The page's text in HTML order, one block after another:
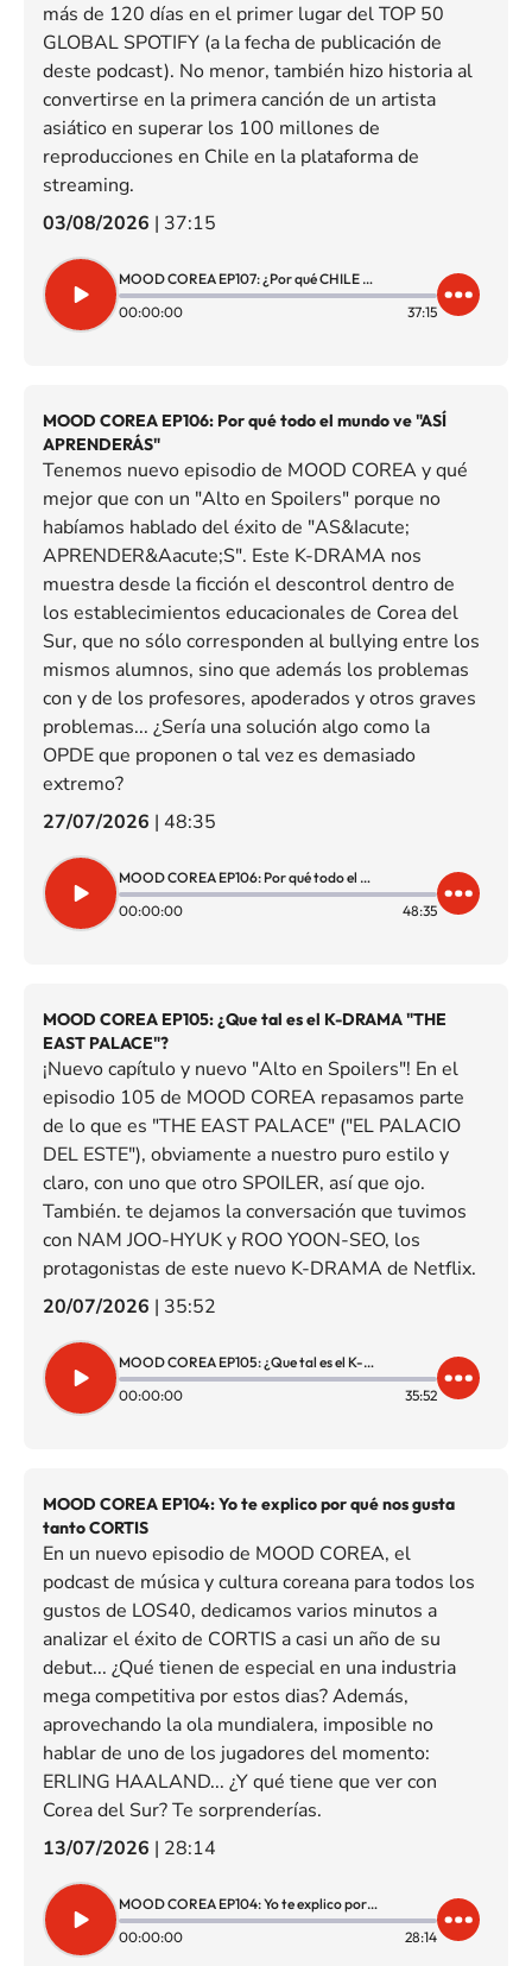
más de 120 días en el primer lugar del TOP 50
GLOBAL SPOTIFY (a la fecha de publicación de
deste podcast). No menor, también hizo historia al
convertirse en la primera canción de un artista
asiático en superar los 100 millones de
reproducciones en Chile en la plataforma de
streaming.
03/08/2026 | 37:15
MOOD COREA EP107: ¿Por qué CHILE es el país que más escucha "WHO" de JIMIN?
00:00:00
37:15
MOOD COREA EP106: Por qué todo el mundo ve "ASÍ
APRENDERÁS"
Tenemos nuevo episodio de MOOD COREA y qué
mejor que con un "Alto en Spoilers" porque no
habíamos hablado del éxito de "AS&Iacute;
APRENDER&Aacute;S". Este K-DRAMA nos
muestra desde la ficción el descontrol dentro de
los establecimientos educacionales de Corea del
Sur, que no sólo corresponden al bullying entre los
mismos alumnos, sino que además los problemas
con y de los profesores, apoderados y otros graves
problemas... ¿Sería una solución algo como la
OPDE que proponen o tal vez es demasiado
extremo?
27/07/2026 | 48:35
MOOD COREA EP106: Por qué todo el mundo ve "ASÍ APRENDERÁS"
00:00:00
48:35
MOOD COREA EP105: ¿Que tal es el K-DRAMA "THE
EAST PALACE"?
¡Nuevo capítulo y nuevo "Alto en Spoilers"! En el
episodio 105 de MOOD COREA repasamos parte
de lo que es "THE EAST PALACE" ("EL PALACIO
DEL ESTE"), obviamente a nuestro puro estilo y
claro, con uno que otro SPOILER, así que ojo.
También. te dejamos la conversación que tuvimos
con NAM JOO-HYUK y ROO YOON-SEO, los
protagonistas de este nuevo K-DRAMA de Netflix.
20/07/2026 | 35:52
MOOD COREA EP105: ¿Que tal es el K-DRAMA "THE EAST PALACE"?
00:00:00
35:52
MOOD COREA EP104: Yo te explico por qué nos gusta
tanto CORTIS
En un nuevo episodio de MOOD COREA, el
podcast de música y cultura coreana para todos los
gustos de LOS40, dedicamos varios minutos a
analizar el éxito de CORTIS a casi un año de su
debut... ¿Qué tienen de especial en una industria
mega competitiva por estos dias? Además,
aprovechando la ola mundialera, imposible no
hablar de uno de los jugadores del momento:
ERLING HAALAND... ¿Y qué tiene que ver con
Corea del Sur? Te sorprenderías.
13/07/2026 | 28:14
MOOD COREA EP104: Yo te explico por qué nos gusta tanto CORTIS
00:00:00
28:14